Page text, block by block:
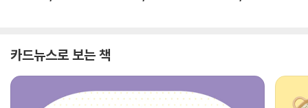
카드뉴스로 보는 책